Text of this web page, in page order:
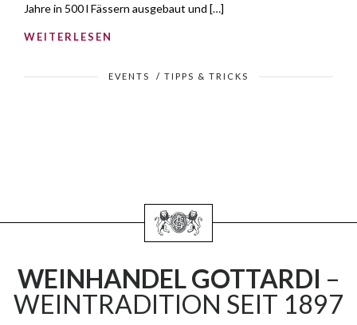
Jahre in 500 l Fässern ausgebaut und […]
WEITERLESEN
EVENTS / TIPPS & TRICKS
WEINHANDEL GOTTARDI –
WEINTRADITION SEIT 1897